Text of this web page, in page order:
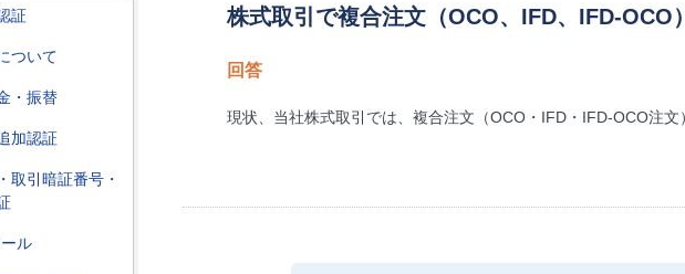
証
ついて
・振替
加認証
取引暗証番号・
ル
株式取引で複合注文（OCO、IFD、IFD-OCO
回答
現状、当社株式取引では、複合注文（OCO・IFD・IFD-OCO注文